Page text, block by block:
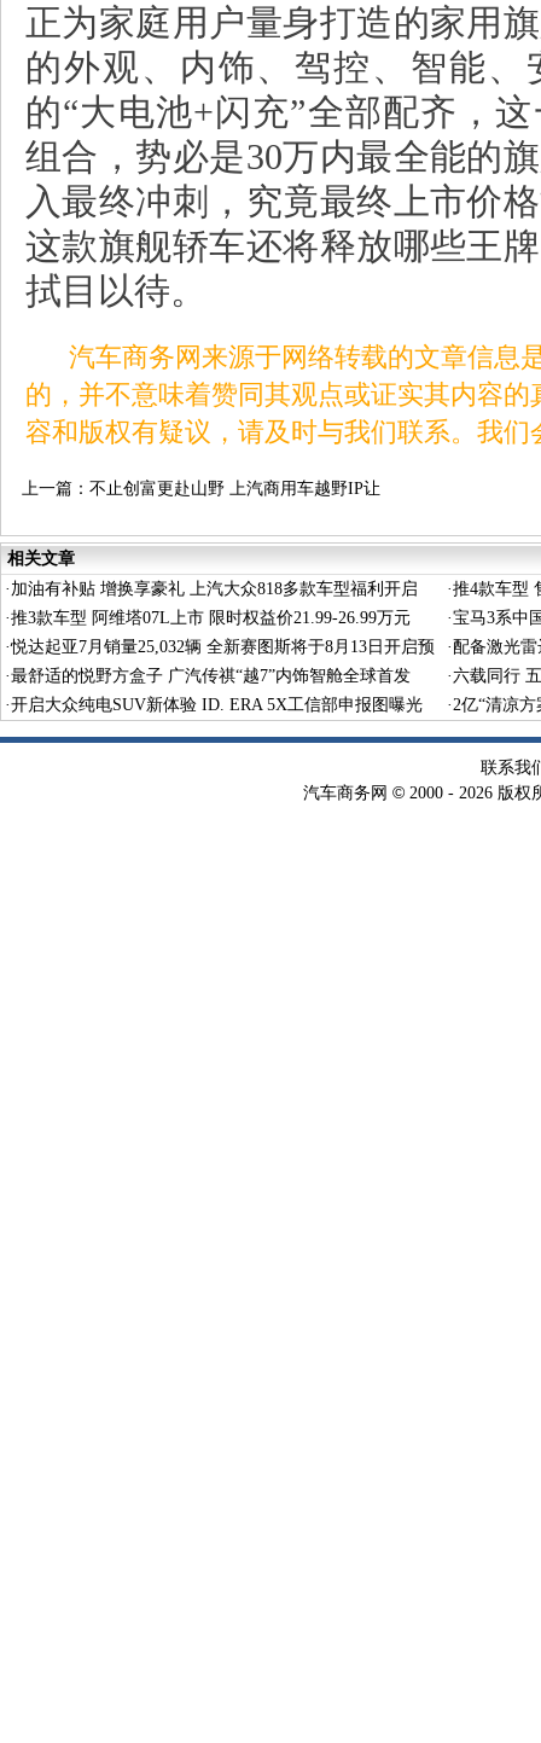
正为家庭用户量身打造的家用
的外观、内饰、驾控、智能
的“大电池+闪充”全部配齐，
组合，势必是30万内最全能的
入最终冲刺，究竟最终上市价
这款旗舰轿车还将释放哪些王
拭目以待。
汽车商务网来源于网络转载的文章信息
的，并不意味着赞同其观点或证实其内容
容和版权有疑议，请及时与我们联系。我
上一篇： 不止创富更赴山野 上汽商用车越野IP让
相关文章
· 加油有补贴 增换享豪礼 上汽大众818多款车型福利开启 ·推4款车型
·推3款车型 阿维塔07L上市 限时权益价21.99-26.99万元 ·宝马3系中
相
·悦达起亚7月销量25,032辆 全新赛图斯将于8月13日开启预
售
·配备激光
·最舒适的悦野方盒子 广汽传祺“越7”内饰智舱全球首发 ·六载同行
乐公园
·开启大众纯电SUV新体验 ID. ERA 5X工信部申报图曝光 · 2亿“清凉
联系我
汽车商务网 © 2000 - 2026 版权